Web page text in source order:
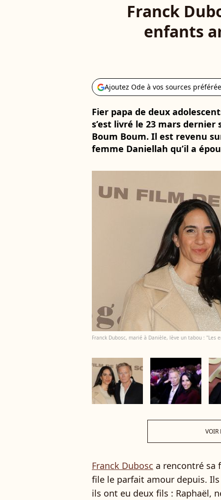
Franck
enfants
Ajoutez Ode à vos sources
Fier papa de deux
s’est livré le 23 mars
Boum Boum. Il est revenu
femme Daniellah qu’il a
Franck Dubosc, marié à Danièle, lève un tabou :
VOIR
Franck Dubosc a rencontré sa
file le parfait amour depuis.
ils ont eu deux fils : Raphaël,